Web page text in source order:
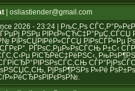
| osliastiender@gmail.com
2026 - 23:24 | РљС‚Рѕ
РЅРµ РІРєР»СЋС‡Р°РµС‚СЃСЏ
РїРѕСЏРІРёР»СЃСЏ РїРѕСЃР»Рµ
РҐРѕС‚РµР»РѕСЃСЊ Р±С‹
РїСЂРёС‡РёРЅС‹.
РјРѕР¶РЅРѕ Р»Рё